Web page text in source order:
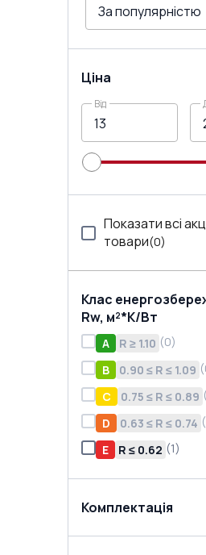
Ціна
Від
Показати всі
товари(0)
Клас
Rw, м²*K/Вт
A R ≥ 1.10 (0)
B
0.90 ≤ R ≤ 1.09 (
C
0.75 ≤ R ≤ 0.89 (
D
0.63 ≤ R ≤ 0.74 (
E
R ≤ 0.62 (1)
Комплектація